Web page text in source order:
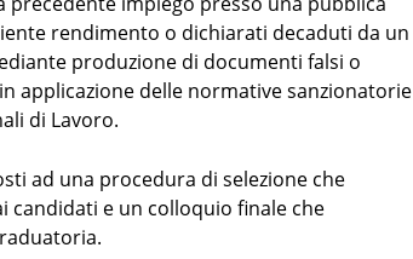
rendimento o dichiarati decaduti da un
produzione di documenti falsi o
applicazione delle normative sanzionatorie
di Lavoro.
ad una procedura di selezione che
candidati e un colloquio finale che